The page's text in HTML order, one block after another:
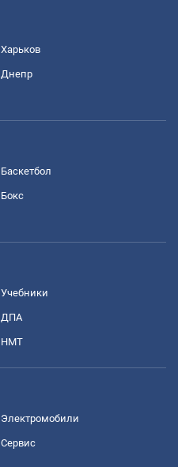
Харьков
Днепр
Баскетбол
Бокс
Учебники
ДПА
НМТ
Электромобили
Сервис